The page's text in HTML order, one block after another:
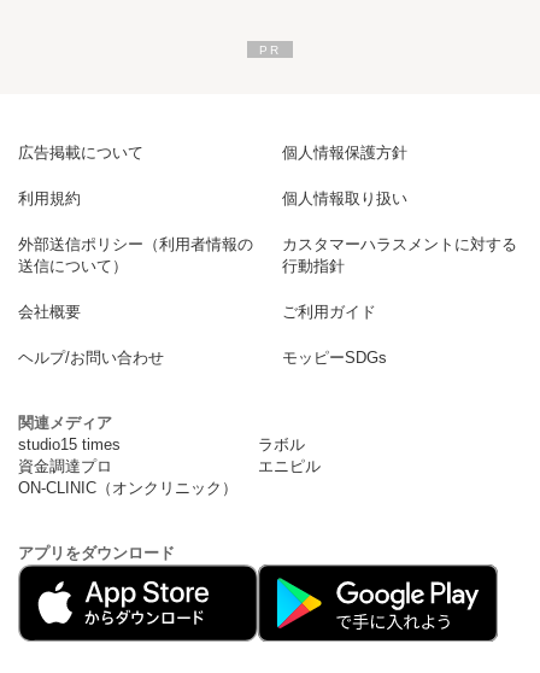
広告掲載について 個人情報保護方針
利用規約 個人情報取り扱い
外部送信ポリシー（利用者情報の
送信について）
カスタマーハラスメントに対する
行動指針
会社概要 ご利用ガイド
ヘルプ/お問い合わせ モッピーSDGs
関連メディア
studio15 times
ラボル
資金調達プロ
エニピル
ON-CLINIC（オンクリニック）
アプリをダウンロード